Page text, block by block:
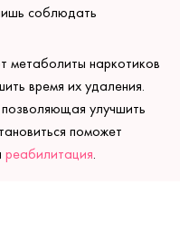
соблюдать
метаболиты наркотиков
время их удаления.
улучшить
поможет
реабилитация.